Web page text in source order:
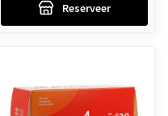
Reserveer